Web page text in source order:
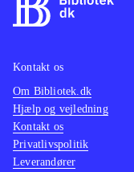
Kontakt os
Om Bibliotek.dk
Hjælp og vejledning
Kontakt os
Privatlivspolitik
Leverandører